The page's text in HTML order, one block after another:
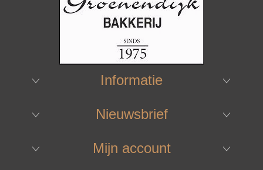
Informatie
Nieuwsbrief
Mijn account